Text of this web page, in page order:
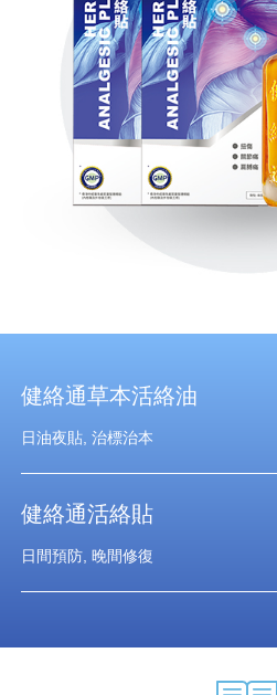
健絡通草本活絡油
日油夜貼, 治標治本
健絡通活絡貼
日間預防, 晚間修復